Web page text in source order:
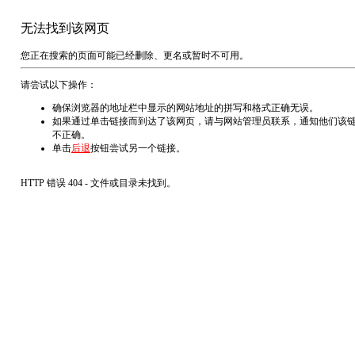
无法找到该网页
您正在搜索的页面可能已经删除、更名或暂时不可用。
请尝试以下操作：
确保浏览器的地址栏中显示的网站地址的拼写和格式正确无误。
如果通过单击链接而到达了该网页，请与网站管理员联系，通知他们该
不正确。
单击后退按钮尝试另一个链接。
HTTP 错误 404 - 文件或目录未找到。